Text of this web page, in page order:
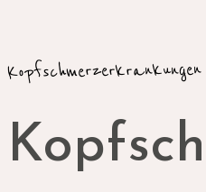
Kopfschmerzerkrankungen